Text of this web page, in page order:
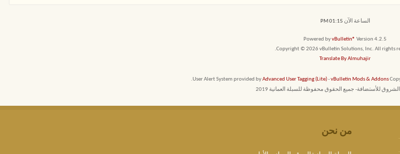
الساعة الآن 01:15 PM
Powered byvBulletin® Version 4.2.5
Copyright © 2026 vBulletin Solutions, Inc. All rights
Translate By Almuhajir
User Alert System provided byAdvanced User Tagging (Lite)-vBulletin Mods & Addons
للأستضافة- جميع الحقوق محفوظة للسبلة العمانية 2019
من نحن